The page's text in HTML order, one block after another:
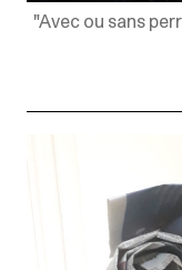
"Avec ou sans